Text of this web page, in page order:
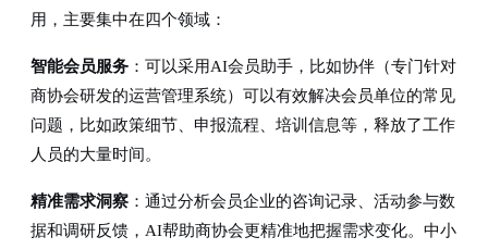
用，主要集中在四个领域：
智能会员服务 ：可以采用AI会员助手，比如协伴（专门针对
商协会研发的运营管理系统）可以有效解决会员单位的常见
问题，比如政策细节、申报流程、培训信息等，释放了工作
人员的大量时间。
精准需求洞察 ：通过分析会员企业的咨询记录、活动参与数
据和调研反馈，AI帮助商协会更精准地把握需求变化。中小